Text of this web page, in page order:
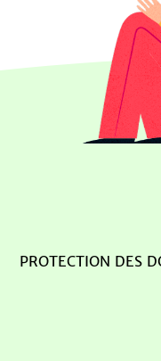
PROTECTION DES